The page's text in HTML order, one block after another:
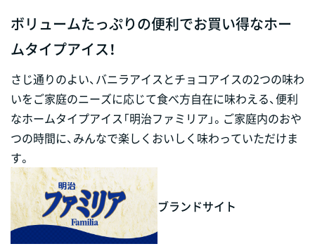
ボリュームたっぷりの便利でお買い得なホー
ムタイプアイス！
さじ通りのよい、バニラアイスとチョコアイスの2つの味わ
いをご家庭のニーズに応じて食べ方自在に味わえる、便利
なホームタイプアイス「明治ファミリア」。ご家庭内のおや
つの時間に、みんなで楽しくおいしく味わっていただけま
す。
ブランドサイト